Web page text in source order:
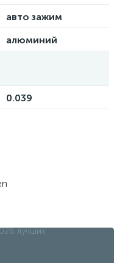
авто зажим
алюминий
0.039